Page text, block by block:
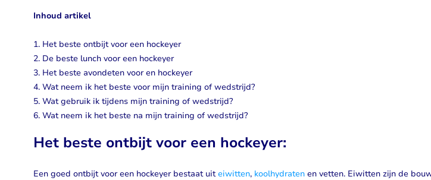
Inhoud artikel
1. Het beste ontbijt voor een hockeyer
2. De beste lunch voor een hockeyer
3. Het beste avondeten voor en hockeyer
4. Wat neem ik het beste voor mijn training of wedstrijd?
5. Wat gebruik ik tijdens mijn training of wedstrijd?
6. Wat neem ik het beste na mijn training of wedstrijd?
Het beste ontbijt voor een hockeyer:
Een goed ontbijt voor een hockeyer bestaat uiteiwitten, koolhydraten en vetten. Eiwitten zijn de